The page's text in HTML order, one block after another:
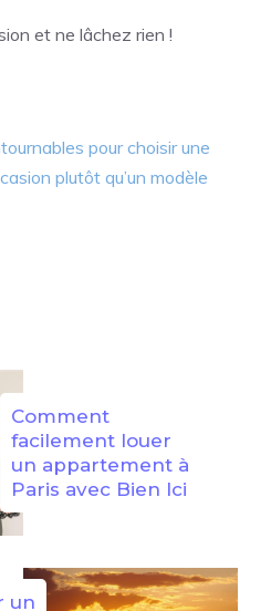
et ne lâchez rien !
pour choisir une
plutôt qu’un modèle
Comment
facilement louer
un appartement à
Paris avec Bien Ici
un